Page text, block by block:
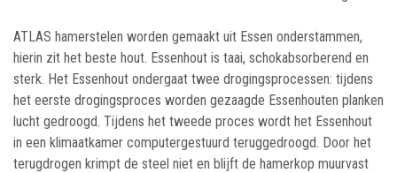
ATLAS hamerstelen worden gemaakt uit Essen onderstammen,
hierin zit het beste hout. Essenhout is taai, schokabsorberend en
sterk. Het Essenhout ondergaat twee drogingsprocessen: tijdens
het eerste drogingsproces worden gezaagde Essenhouten planken
lucht gedroogd. Tijdens het tweede proces wordt het Essenhout
in een klimaatkamer computergestuurd teruggedroogd. Door het
terugdrogen krimpt de steel niet en blijft de hamerkop muurvast